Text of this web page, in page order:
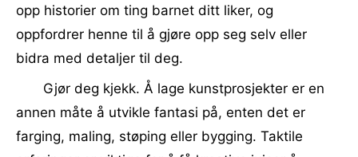
opp historier om ting barnet ditt liker, og
oppfordrer henne til å gjøre opp seg selv eller
bidra med detaljer til deg.
Gjør deg kjekk. Å lage kunstprosjekter er en
annen måte å utvikle fantasi på, enten det er
farging, maling, støping eller bygging. Taktile